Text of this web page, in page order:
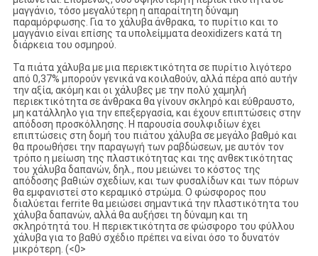
μαγγάνιο, τόσο μεγαλύτερη η απαραίτητη δύναμη
παραμόρφωσης. Για το χάλυβα άνθρακα, το πυρίτιο και το
μαγγάνιο είναι επίσης τα υπολείμματα deoxidizers κατά τη
διάρκεια του οσμηρού.
Τα πιάτα χάλυβα με μια περιεκτικότητα σε πυρίτιο λιγότερο
από 0,37% μπορούν γενικά να κοιλαθούν, αλλά πέρα από αυτήν
την αξία, ακόμη και οι χάλυβες με την πολύ χαμηλή
περιεκτικότητα σε άνθρακα θα γίνουν σκληρό και εύθραυστο,
μη κατάλληλο για την επεξεργασία, και έχουν επιπτώσεις στην
απόδοση προσκόλλησης. Η παρουσία σουλφιδίων έχει
επιπτώσεις στη δομή του πιάτου χάλυβα σε μεγάλο βαθμό και
θα προωθήσει την παραγωγή των ραβδώσεων, με αυτόν τον
τρόπο η μείωση της πλαστικότητας και της ανθεκτικότητας
του χάλυβα δαπανών, δηλ., που μειώνει το κόστος της
απόδοσης βαθιών σχεδίων, και των φυσαλίδων και των πόρων
θα εμφανιστεί στο κεραμικό στρώμα. Ο φώσφορος που
διαλύεται ferrite θα μειώσει σημαντικά την πλαστικότητα του
χάλυβα δαπανών, αλλά θα αυξήσει τη δύναμη και τη
σκληρότητά του. Η περιεκτικότητα σε φώσφορο του φύλλου
χάλυβα για το βαθύ σχέδιο πρέπει να είναι όσο το δυνατόν
μικρότερη. (<0>